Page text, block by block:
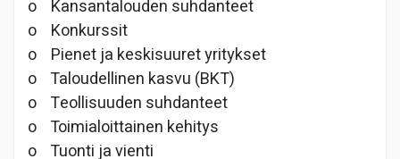
o Kansantalouden suhdanteet
o Konkurssit
o Pienet ja keskisuuret yritykset
o Taloudellinen kasvu (BKT)
o Teollisuuden suhdanteet
o Toimialoittainen kehitys
o Tuonti ja vienti